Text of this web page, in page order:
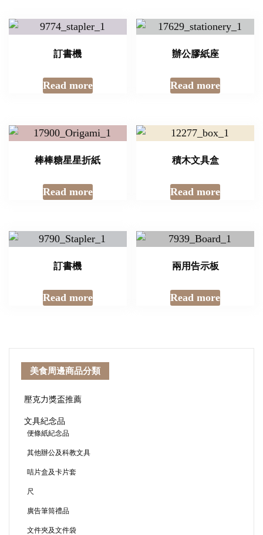
訂書機
Read more
辦公膠紙座
Read more
棒棒糖星星折紙
Read more
積木文具盒
Read more
訂書機
Read more
兩用告示板
Read more
美食周邊商品分類
壓克力獎盃推薦
文具紀念品
便條紙紀念品
其他辦公及科教文具
咭片盒及卡片套
尺
廣告筆筒禮品
文件夾及文件袋